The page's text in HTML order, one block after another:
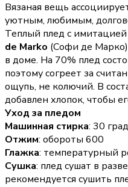
Вязаная вещь
уютным, любимым,
Теплый плед с
de Marko (Софи де
в доме. На 70% плед
поэтому согреет за
ощупь, не колючий. В
добавлен хлопок, чтобы
Уход за пледом
Машинная стирка: 30
Отжим: обороты 600
Глажка: температурный
Сушка: плед сушат в
рекомендуется сушить